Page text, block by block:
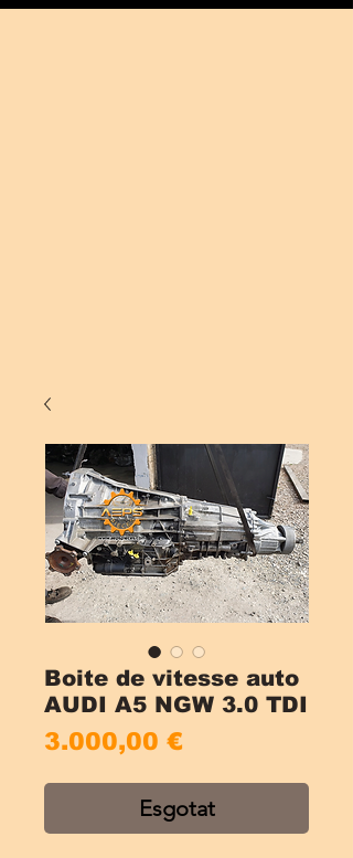
Boite de vitesse auto
AUDI A5 NGW 3.0 TDI
3.000,00 €
Esgotat